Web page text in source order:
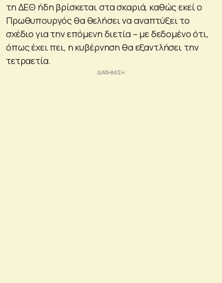
τη ΔΕΘ ήδη βρίσκεται στα σκαριά, καθώς εκεί ο
Πρωθυπουργός θα θελήσει να αναπτύξει το
σχέδιο για την επόμενη διετία – με δεδομένο ότι,
όπως έχει πει, η κυβέρνηση θα εξαντλήσει την
τετραετία.